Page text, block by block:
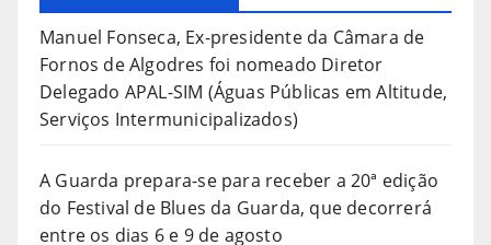
Manuel Fonseca, Ex-presidente da Câmara de
Fornos de Algodres foi nomeado Diretor
Delegado APAL-SIM (Águas Públicas em Altitude,
Serviços Intermunicipalizados)
A Guarda prepara-se para receber a 20ª edição
do Festival de Blues da Guarda, que decorrerá
entre os dias 6 e 9 de agosto